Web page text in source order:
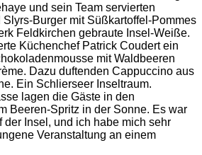
und sein Team servierten
Burger mit Süßkartoffel-Pommes
Feldkirchen gebraute Insel-Weiße.
Küchenchef Patrick Coudert ein
mit Waldbeeren
Dazu duftenden Cappuccino aus
Ein Schlierseer Inseltraum.
lagen die Gäste in den
Beeren-Spritz in der Sonne. Es war
der Insel, und ich habe mich sehr
Veranstaltung an einem